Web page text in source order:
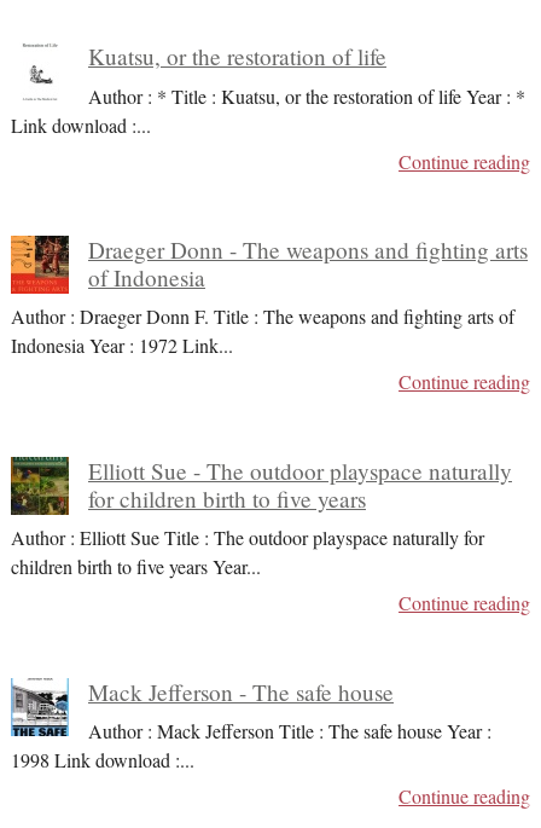
Kuatsu, or the restoration of life
Author : * Title : Kuatsu, or the restoration of life Year : *
Link download :...
Continue reading
Draeger Donn - The weapons and fighting arts
of Indonesia
Author : Draeger Donn F. Title : The weapons and fighting arts of
Indonesia Year : 1972 Link...
Continue reading
Elliott Sue - The outdoor playspace naturally
for children birth to five years
Author : Elliott Sue Title : The outdoor playspace naturally for
children birth to five years Year...
Continue reading
Mack Jefferson - The safe house
Author : Mack Jefferson Title : The safe house Year :
1998 Link download :...
Continue reading